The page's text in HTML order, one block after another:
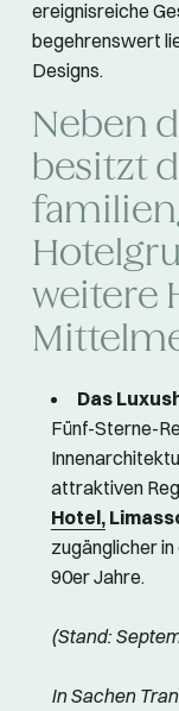
ereignisreiche
begehrenswert
Designs.
Neben
besitzt
weitere
Das
Fünf-Sterne-
attraktiven
Hotel,
zugänglicher
90er Jahre.
(Stand:
In Sachen